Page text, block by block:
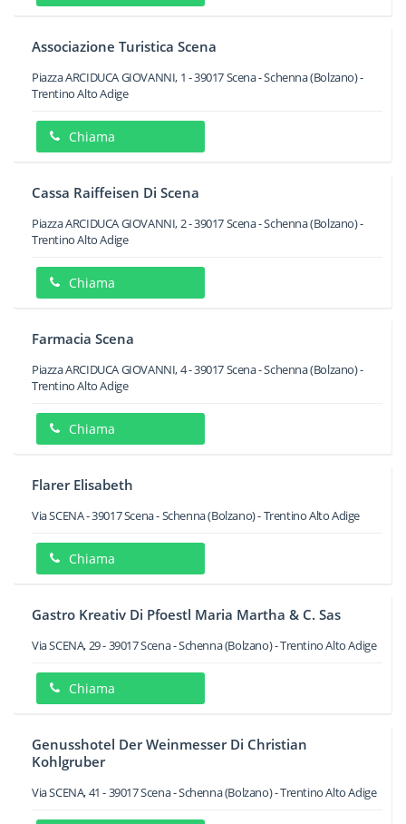
Associazione Turistica Scena
Piazza ARCIDUCA GIOVANNI, 1 -39017Scena - Schenna(Bolzano) -
Trentino Alto Adige
Chiama
Cassa Raiffeisen Di Scena
Piazza ARCIDUCA GIOVANNI, 2-39017Scena - Schenna(Bolzano) -
Trentino Alto Adige
Chiama
Farmacia Scena
Piazza ARCIDUCA GIOVANNI, 4-39017Scena - Schenna(Bolzano) -
Trentino Alto Adige
Chiama
Flarer Elisabeth
Via SCENA-39017Scena - Schenna(Bolzano) -Trentino Alto Adige
Chiama
Gastro Kreativ Di Pfoestl Maria Martha & C. Sas
Via SCENA, 29-39017Scena - Schenna(Bolzano) -Trentino Alto Adige
Chiama
Genusshotel Der Weinmesser Di Christian
Kohlgruber
Via SCENA, 41 -39017Scena - Schenna(Bolzano) -Trentino Alto Adige